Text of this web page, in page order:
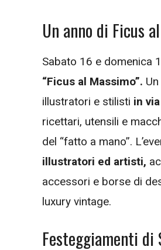
Un anno di Ficus
Sabato 16 e domenica
“Ficus al Massimo”.
illustratori e stilisti in
ricettari, utensili e
del “fatto a mano”.
illustratori ed artisti,
accessori e borse di
luxury vintage.
Festeggiamenti di